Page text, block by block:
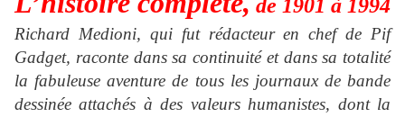
de 1901 à 1994
Richard Medioni, qui fut rédacteur en chef de Pif
Gadget, raconte dans sa continuité et dans sa totalité
la fabuleuse aventure de tous les journaux de bande
dessinée attachés à des valeurs humanistes, dont la